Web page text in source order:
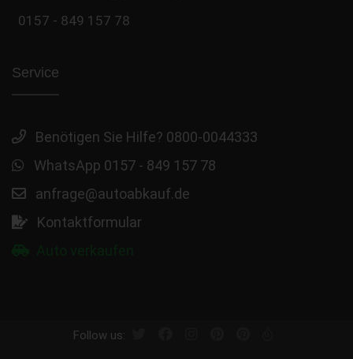
0157 - 849 157 78
Service
Benötigen Sie Hilfe? 0800-0044333
WhatsApp 0157 - 849 157 78
anfrage@autoabkauf.de
Kontaktformular
Follow us: